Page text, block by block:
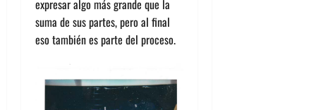
expresar algo más grande que la
suma de sus partes, pero al final
eso también es parte del proceso.